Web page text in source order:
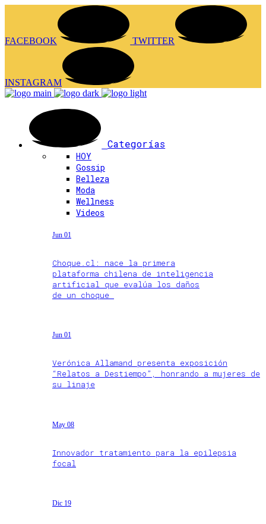
FACEBOOK TWITTER
INSTAGRAM
Categorías
HOY
Gossip
Belleza
Moda
Wellness
Videos
Jun 01
Choque.cl: nace la primera
plataforma chilena de inteligencia
artificial que evalúa los daños
de un choque
Jun 01
Verónica Allamand presenta exposición
“Relatos a Destiempo”, honrando a mujeres de
su linaje
May 08
Innovador tratamiento para la epilepsia
focal
Dic 19